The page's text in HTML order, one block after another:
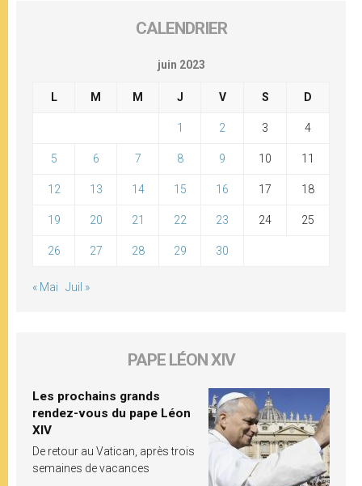
CALENDRIER
juin 2023
L M M J V S D
1 2 3 4
5 6 7 8 9 10 11
12 13 14 15 16 17 18
19 20 21 22 23 24 25
26 27 28 29 30
« Mai Juil »
PAPE LÉON XIV
Les prochains grands
rendez-vous du pape Léon
XIV
De retour au Vatican, après trois
semaines de vacances